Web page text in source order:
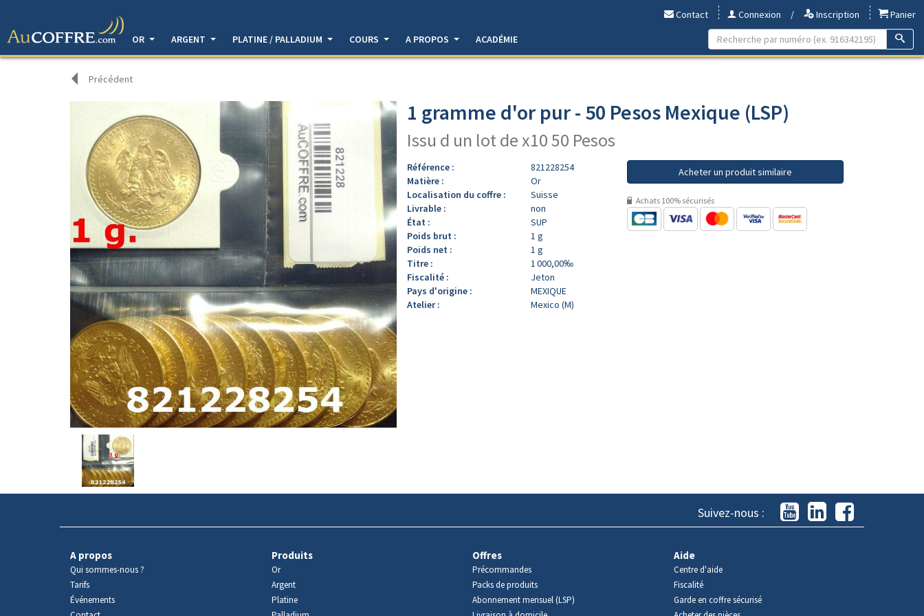
Contact Connexion / Inscription
Panier
OR
ARGENT PLATINE / PALLADIUM COURS A PROPOS ACADÉMIE
Précédent
Avers
produit
1 gramme d'or pur - 50 Pesos Mexique (LSP)
Issu d un lot de x10 50 Pesos
Référence :
821228254
Matière :
Or
Localisation du coffre :
Suisse
Livrable :
non
État :
SUP
Poids brut :
1 g
Poids net :
1 g
Titre :
1 000,00‰
Fiscalité :
Jeton
Pays d'origine :
MEXIQUE
Atelier :
Mexico (M)
Acheter un produit similaire
Achats 100% sécurisés
Suivez-nous :
A propos
Qui sommes-nous ?
Tarifs
Événements
Produits
Or
Argent
Platine
Offres
Précommandes
Packs de produits
Abonnement mensuel (LSP)
Aide
Centre d'aide
Fiscalité
Garde en coffre sécurisé